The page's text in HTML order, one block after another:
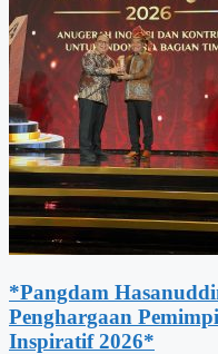
*Pangdam
Penghargaan
Inspiratif 2026*